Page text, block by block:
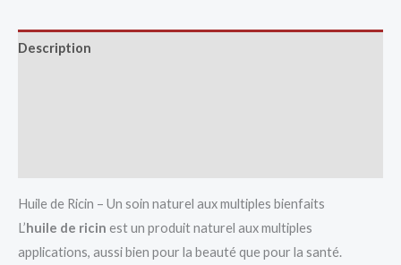
Description
Huile de Ricin – Un soin naturel aux multiples bienfaits
L’huile de ricin est un produit naturel aux multiples
applications, aussi bien pour la beauté que pour la santé.